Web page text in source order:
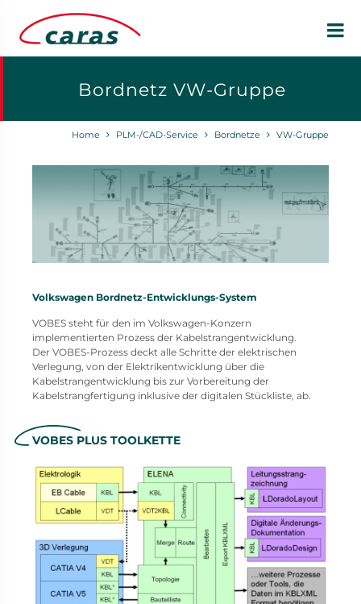
Bordnetz VW-Gruppe
Home PLM-/CAD-Service Bordnetze VW-Gruppe
Volkswagen Bordnetz-Entwicklungs-System
VOBES steht für den im Volkswagen-Konzern
implementierten Prozess der Kabelstrangentwicklung.
Der VOBES-Prozess deckt alle Schritte der elektrischen
Verlegung, von der Elektrikentwicklung über die
Kabelstrangentwicklung bis zur Vorbereitung der
Kabelstrangfertigung inklusive der digitalen Stückliste, ab.
VOBES PLUS TOOLKETTE